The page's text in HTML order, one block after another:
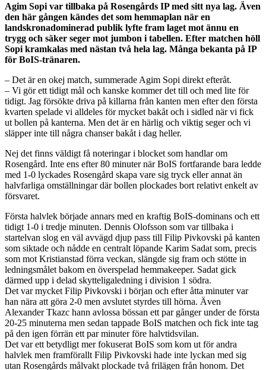
Agim Sopi var tillbaka på Rosengårds IP med sitt nya lag. Även
den här gången kändes det som hemmaplan när en
landskronadominerad publik lyfte fram laget mot ännu en
trygg och säker seger mot jumbon i tabellen. Efter matchen höll
Sopi kramkalas med nästan två hela lag. Många bekanta på IP
för BoIS-tränaren.
– Det är en okej match, summerade Agim Sopi direkt efteråt.
– Vi gör ett tidigt mål och kanske kommer det till och med lite för
tidigt. Jag försökte driva på killarna från kanten men efter den första
kvarten spelade vi alldeles för mycket bakåt och i sidled när vi fick
ut bollen på kanterna. Men det är en härlig och viktig seger och vi
släpper inte till några chanser bakåt i dag heller.
Nej det finns väldigt få noteringar i blocket som handlar om
Rosengård. Inte ens efter 80 minuter när BoIS fortfarande bara ledde
med 1-0 lyckades Rosengård skapa vare sig tryck eller annat än
halvfarliga omställningar där bollen plockades bort relativt enkelt av
försvaret.
Första halvlek började annars med en kraftig BoIS-dominans och ett
tidigt 1-0 i tredje minuten. Dennis Olofsson som var tillbaka i
startelvan slog en väl avvägd djup pass till Filip Pivkovski på kanten
som siktade och nådde en centralt löpande Karim Sadat som, precis
som mot Kristianstad förra veckan, slängde sig fram och stötte in
ledningsmålet bakom en överspelad hemmakeeper. Sadat gick
därmed upp i delad skytteligaledning i division 1 södra.
Det var mycket Filip Pivkovski i början och efter åtta minuter var
han nära att göra 2-0 men avslutet styrdes till hörna. Även
Alexander Tkazc hann avlossa bössan ett par gånger under de första
20-25 minuterna men sedan tappade BoIS matchen och fick inte tag
på den igen förrän ett par minuter före halvtidsvilan.
Det var ett betydligt mer fokuserat BoIS som kom ut för andra
halvlek men framförallt Filip Pivkovski hade inte lyckan med sig
utan Rosengårds målvakt plockade två frilägen från honom. Det